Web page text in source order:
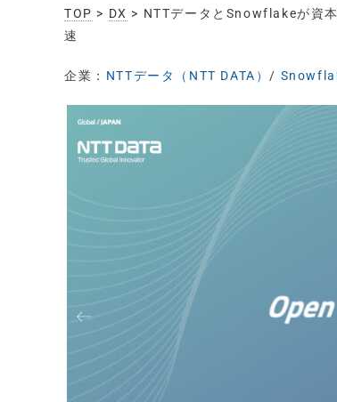
TOP > DX > NTTデータとSnowflakeが資
速
企業： NTTデータ（NTT DATA） /